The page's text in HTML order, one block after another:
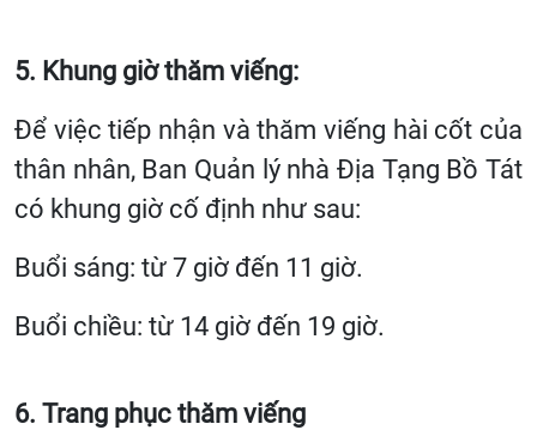
5. Khung giờ thăm viếng:
Để việc tiếp nhận và thăm viếng hài cốt của
thân nhân, Ban Quản lý nhà Địa Tạng Bồ Tát
có khung giờ cố định như sau:
Buổi sáng: từ 7 giờ đến 11 giờ.
Buổi chiều: từ 14 giờ đến 19 giờ.
6. Trang phục thăm viếng